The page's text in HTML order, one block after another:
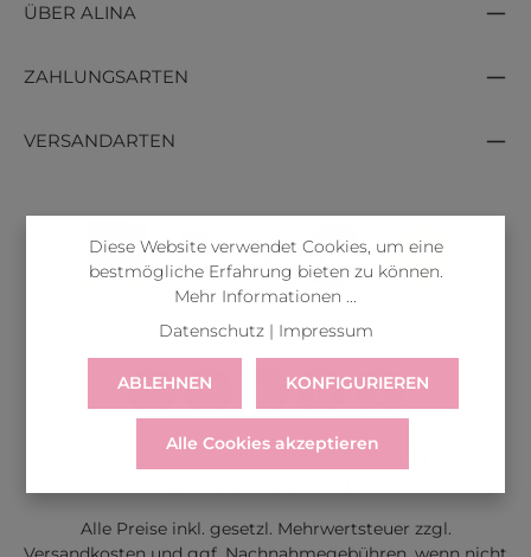
ÜBER ALINA
ZAHLUNGSARTEN
VERSANDARTEN
SERVICE & HILFE
Alle Preise inkl. gesetzl. Mehrwertsteuer zzgl.
Diese Website verwendet Cookies, um eine
bestmögliche Erfahrung bieten zu können.
Mehr Informationen ...
Datenschutz| Impressum
ABLEHNEN KONFIGURIEREN
Alle Cookies akzeptieren